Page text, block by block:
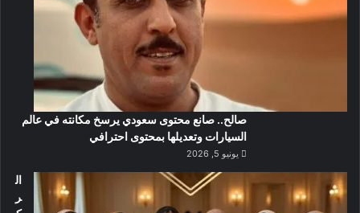
صالح.. صانع محتوى سعودي يرسخ مكانته في عالم
السيارات وتعديلها بمحتوى احترافي
يونيو 5, 2026
ال
ر